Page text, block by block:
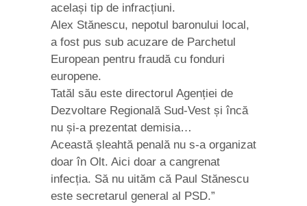
același tip de infracțiuni.
Alex Stănescu, nepotul baronului local,
a fost pus sub acuzare de Parchetul
European pentru fraudă cu fonduri
europene.
Tatăl său este directorul Agenției de
Dezvoltare Regională Sud-Vest și încă
nu și-a prezentat demisia…
Această șleahtă penală nu s-a organizat
doar în Olt. Aici doar a cangrenat
infecția. Să nu uităm că Paul Stănescu
este secretarul general al PSD.”